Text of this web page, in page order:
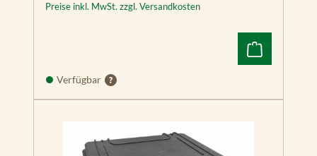
Preise inkl. MwSt. zzgl. Versandkosten
Verfügbar